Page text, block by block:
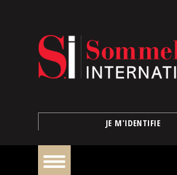
JE M'IDENTIFIE